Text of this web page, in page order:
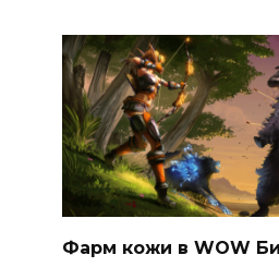
Фарм кожи в WOW